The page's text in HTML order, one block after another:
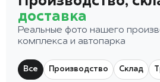
доставка
Реальные фото нашего
комплекса и автопарка
Все Производство Склад